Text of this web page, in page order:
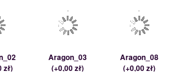
zł)
Aragon_03
(+0,00 zł)
Aragon_08
(+0,00 zł)